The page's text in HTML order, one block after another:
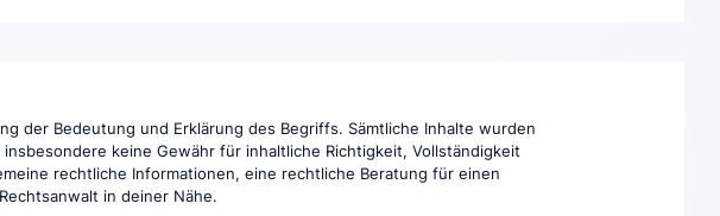
der Bedeutung und Erklärung des Begriffs. Sämtliche Inhalte wurden
keine Gewähr für inhaltliche Richtigkeit, Vollständigkeit
rechtliche Informationen, eine rechtliche Beratung für einen
in deiner Nähe.